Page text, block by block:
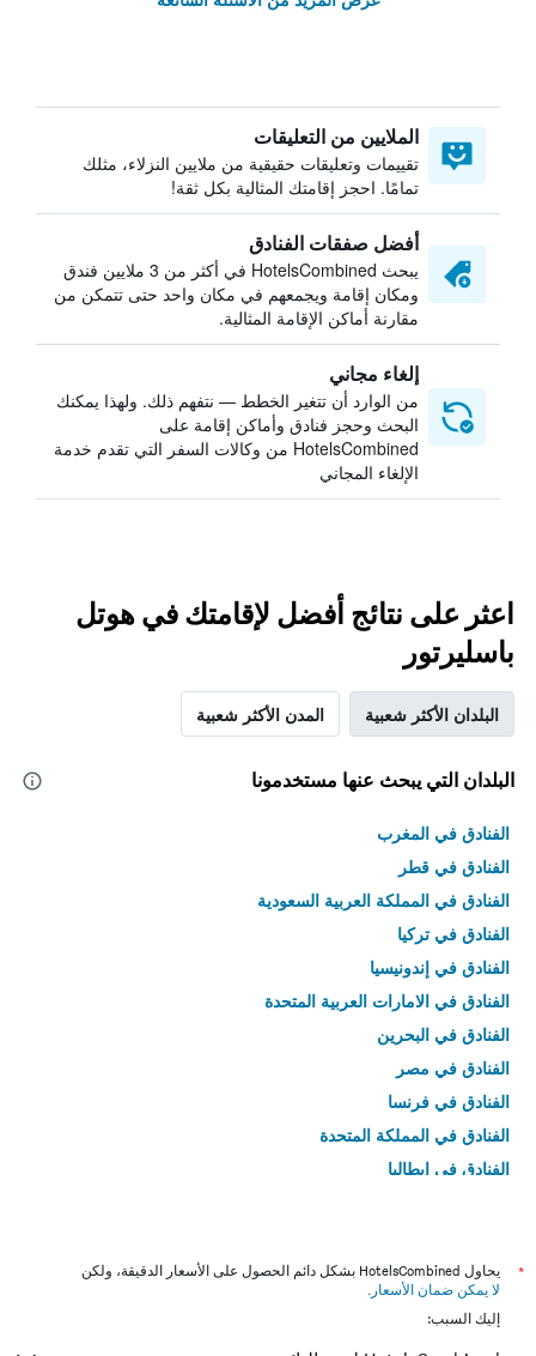
الملايين من التعليقات
تقييمات وتعليقات حقيقية من ملايين النزلاء، مثلك
تمامًا. احجز إقامتك المثالية بكل ثقة!
أفضل صفقات الفنادق
يبحث HotelsCombined في أكثر من 3 ملايين فندق
ومكان إقامة ويجمعهم في مكان واحد حتى تتمكن من
مقارنة أماكن الإقامة المثالية.
إلغاء مجاني
من الوارد أن تتغير الخطط — نتفهم ذلك. ولهذا يمكنك
البحث وحجز فنادق وأماكن إقامة على
HotelsCombined من وكالات السفر التي تقدم خدمة
الإلغاء المجاني
اعثر على نتائج أفضل لإقامتك في هوتل
باسليرتور
البلدان الأكثر شعبية المدن الأكثر شعبية
البلدان التي يبحث عنها مستخدمونا
الفنادق في المغرب
الفنادق في قطر
الفنادق في المملكة العربية السعودية
الفنادق في تركيا
الفنادق في إندونيسيا
الفنادق في الامارات العربية المتحدة
الفنادق في البحرين
الفنادق في مصر
الفنادق في فرنسا
الفنادق في المملكة المتحدة
الفنادق في إيطاليا
*
يحاول HotelsCombined بشكل دائم الحصول على الأسعار الدقيقة، ولكن
لا يمكن ضمان الأسعار .
إليك السبب: